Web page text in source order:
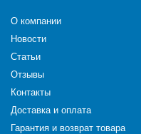
О компании
Новости
Статьи
Отзывы
Контакты
Доставка и оплата
Гарантия и возврат товара